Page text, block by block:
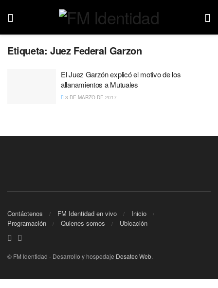
Etiqueta: Juez Federal Garzon
El Juez Garzón explicó el motivo de los
allanamientos a Mutuales
3 DE MARZO DE 2017
Contáctenos FM Identidad en vivo
Inicio
Programación
Quienes somos Ubicación
© FM Identidad - Desarrollo y hospedaje Desatec Web.